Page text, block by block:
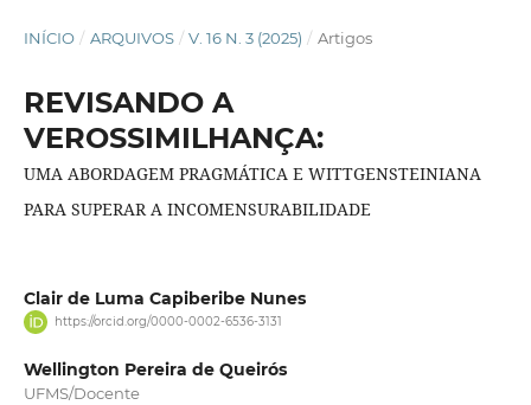
INÍCIO / ARQUIVOS / V. 16 N. 3 (2025) / Artigos
REVISANDO A
VEROSSIMILHANÇA:
UMA ABORDAGEM PRAGMÁTICA E WITTGENSTEINIANA
PARA SUPERAR A INCOMENSURABILIDADE
Clair de Luma Capiberibe Nunes
https://orcid.org/0000-0002-6536-3131
Wellington Pereira de Queirós
UFMS/Docente